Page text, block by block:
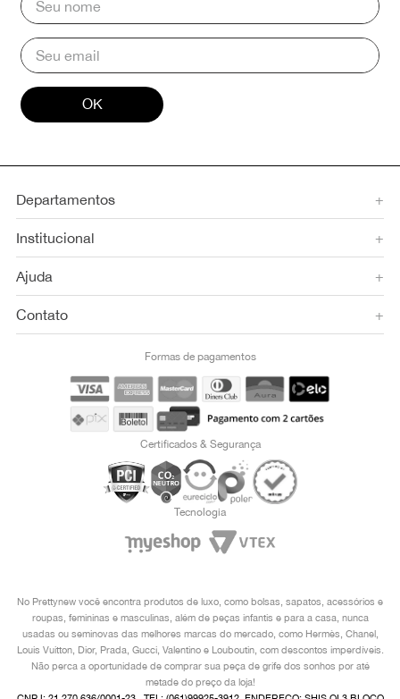
OK
Departamentos +
Institucional +
Ajuda +
Contato +
Formas de pagamentos
Certificados & Segurança
Tecnologia
No Prettynew você encontra produtos de luxo, como bolsas, sapatos, acessórios e
roupas, femininas e masculinas, além de peças infantis e para a casa, nunca
usadas ou seminovas das melhores marcas do mercado, como Hermès, Chanel,
Louis Vuitton, Dior, Prada, Gucci, Valentino e Louboutin, com descontos imperdíveis.
Não perca a oportunidade de comprar sua peça de grife dos sonhos por até
metade do preço da loja!